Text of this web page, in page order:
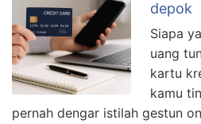
depok
Siapa
uang
kartu
kamu
pernah dengar istilah gestun